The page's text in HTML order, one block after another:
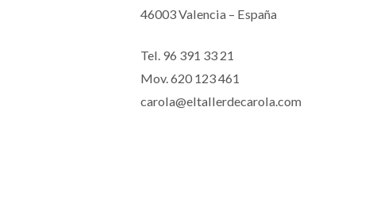
46003 Valencia – España
Tel. 96 391 33 21
Mov. 620 123 461
carola@eltallerdecarola.com